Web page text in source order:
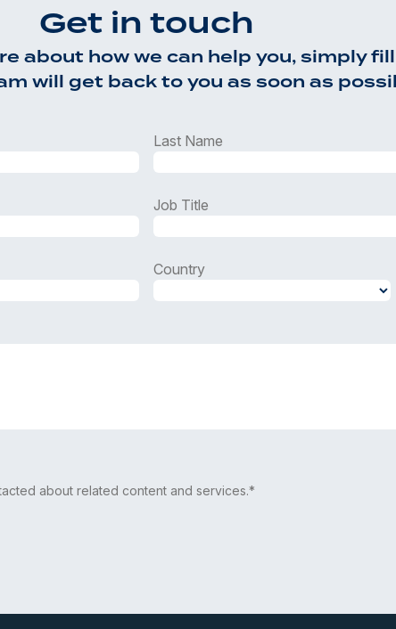
Get in touch
about how we can help you, simply
will get back to you as soon as
Last Name
Job Title
Country
about related content and services.*